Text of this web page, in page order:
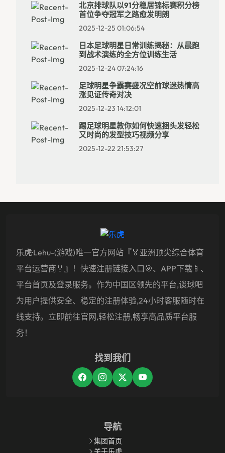
北京排球队以91分稳居锦标赛积分榜
首位争夺冠军之路愈发明朗
2025-12-25 01:06:54
日本足球明星日常训练揭秘：从晨跑
到战术演练的全方位训练生活
2025-12-24 07:24:16
足球明星争霸赛盛况空前球迷热情高
涨见证传奇对决
2025-12-23 14:12:01
踢足球明星教你如何快速捆头发轻松
又时尚的发型技巧视频分享
2025-12-22 21:53:27
乐虎·lehu-(游戏)唯一官方网站『🏅亚洲顶尖综合体育
平台运营商🏅』！快速注册链接入口🎯、APP下载📱、
平台首页及登录服务。作为中国区领先的平台,谈球吧
为用户提供安全、稳定的注册体验,24小时客服随时在
线支持。立即前往官网,轻松注册,畅享高品质平台服
务！
找到我们
导航
集团首页